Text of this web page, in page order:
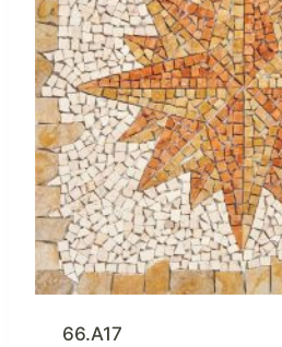
66.A17